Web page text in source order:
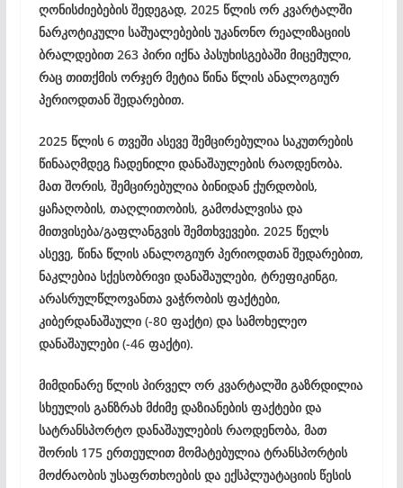
ღონისძიებების შედეგად, 2025 წლის ორ კვარტალში
ნარკოტიკული საშუალებების უკანონო რეალიზაციის
ბრალდებით 263 პირი იქნა პასუხისგებაში მიცემული,
რაც თითქმის ორჯერ მეტია წინა წლის ანალოგიურ
პერიოდთან შედარებით.
2025 წლის 6 თვეში ასევე შემცირებულია საკუთრების
წინააღმდეგ ჩადენილი დანაშაულების რაოდენობა.
მათ შორის, შემცირებულია ბინიდან ქურდობის,
ყაჩაღობის, თაღლითობის, გამოძალვისა და
მითვისება/გაფლანგვის შემთხვევები. 2025 წელს
ასევე, წინა წლის ანალოგიურ პერიოდთან შედარებით,
ნაკლებია სქესობრივი დანაშაულები, ტრეფიკინგი,
არასრულწლოვანთა ვაჭრობის ფაქტები,
კიბერდანაშაული (-80 ფაქტი) და სამოხელეო
დანაშაულები (-46 ფაქტი).
მიმდინარე წლის პირველ ორ კვარტალში გაზრდილია
სხეულის განზრახ მძიმე დაზიანების ფაქტები და
სატრანსპორტო დანაშაულების რაოდენობა, მათ
შორის 175 ერთეულით მომატებულია ტრანსპორტის
მოძრაობის უსაფრთხოების და ექსპლუატაციის წესის